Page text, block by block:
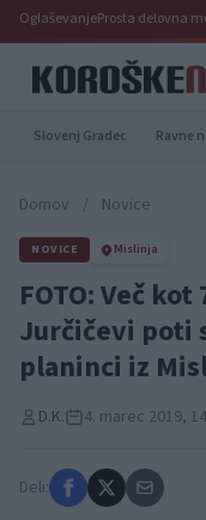
OglaševanjeProsta delovna
Slovenj Gradec Ravne
Domov / Novice
NOVICE Mislinja
FOTO: Več
Jurčičevi poti
planinci iz
D.K. 4. marec 2019,
Deli: